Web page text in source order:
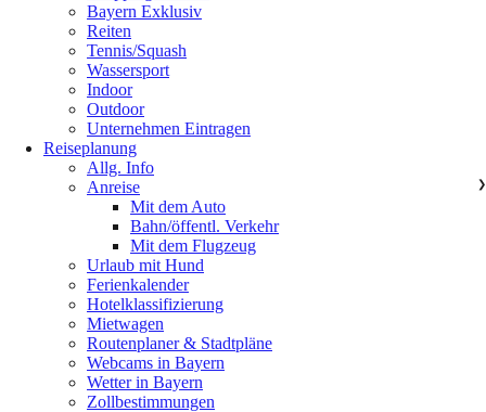
Bayern Exklusiv
Reiten
Tennis/Squash
Wassersport
Indoor
Outdoor
Unternehmen Eintragen
Reiseplanung
Allg. Info
Anreise
❯
Mit dem Auto
Bahn/öffentl. Verkehr
Mit dem Flugzeug
Urlaub mit Hund
Ferienkalender
Hotelklassifizierung
Mietwagen
Routenplaner & Stadtpläne
Webcams in Bayern
Wetter in Bayern
Zollbestimmungen